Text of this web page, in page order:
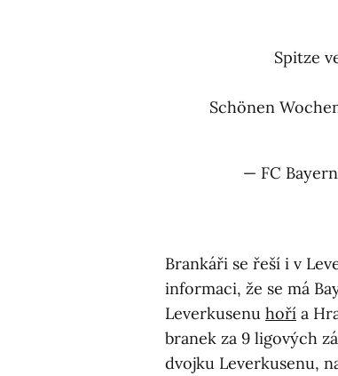
Spitze
Schönen
— FC
Brankáři se řeší i v
informaci, že se má
Leverkusenu hoří a
branek za 9 ligových
dvojku Leverkusenu,